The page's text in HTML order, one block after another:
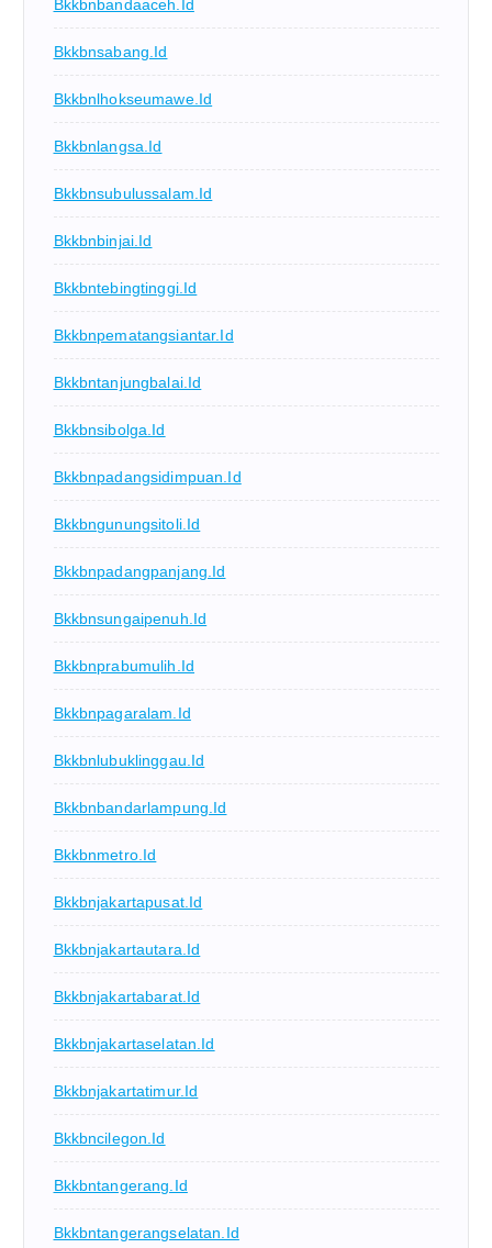
Bkkbnbandaaceh.id
Bkkbnsabang.id
Bkkbnlhokseumawe.id
Bkkbnlangsa.id
Bkkbnsubulussalam.id
Bkkbnbinjai.id
Bkkbntebingtinggi.id
Bkkbnpematangsiantar.id
Bkkbntanjungbalai.id
Bkkbnsibolga.id
Bkkbnpadangsidimpuan.id
Bkkbngunungsitoli.id
Bkkbnpadangpanjang.id
Bkkbnsungaipenuh.id
Bkkbnprabumulih.id
Bkkbnpagaralam.id
Bkkbnlubuklinggau.id
Bkkbnbandarlampung.id
Bkkbnmetro.id
Bkkbnjakartapusat.id
Bkkbnjakartautara.id
Bkkbnjakartabarat.id
Bkkbnjakartaselatan.id
Bkkbnjakartatimur.id
Bkkbncilegon.id
Bkkbntangerang.id
Bkkbntangerangselatan.id